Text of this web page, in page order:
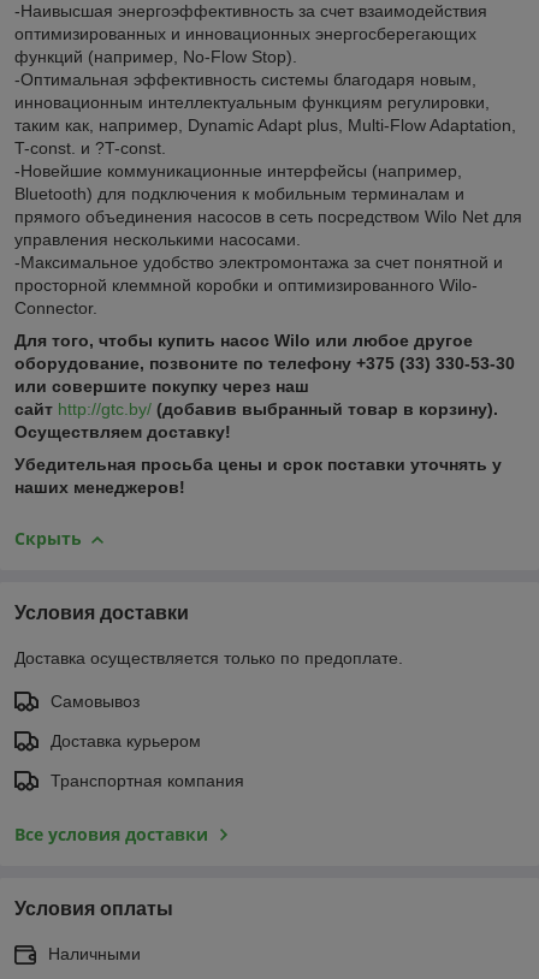
-Наивысшая энергоэффективность за счет взаимодействия
оптимизированных и инновационных энергосберегающих
функций (например, No-Flow Stop).
-Оптимальная эффективность системы благодаря новым,
инновационным интеллектуальным функциям регулировки,
таким как, например, Dynamic Adapt plus, Multi-Flow Adaptation,
T-const. и ?T-const.
-Новейшие коммуникационные интерфейсы (например,
Bluetooth) для подключения к мобильным терминалам и
прямого объединения насосов в сеть посредством Wilo Net для
управления несколькими насосами.
-Максимальное удобство электромонтажа за счет понятной и
просторной клеммной коробки и оптимизированного Wilo-
Connector.
Для того, чтобы купить насос Wilo или любое другое
оборудование, позвоните по телефону +375 (33) 330-53-30
или совершите покупку через наш
сайт http://gtc.by/ (добавив выбранный товар в корзину).
Осуществляем доставку!
Убедительная просьба цены и срок поставки уточнять у
наших менеджеров!
Скрыть
Условия доставки
Доставка осуществляется только по предоплате.
Самовывоз
Доставка курьером
Транспортная компания
Все условия доставки
Условия оплаты
Наличными